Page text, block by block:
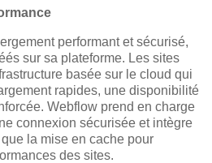
performant et sécurisé,
sur sa plateforme. Les sites
basée sur le cloud qui
rapides, une disponibilité
Webflow prend en charge
connexion sécurisée et intègre
la mise en cache pour
des sites.